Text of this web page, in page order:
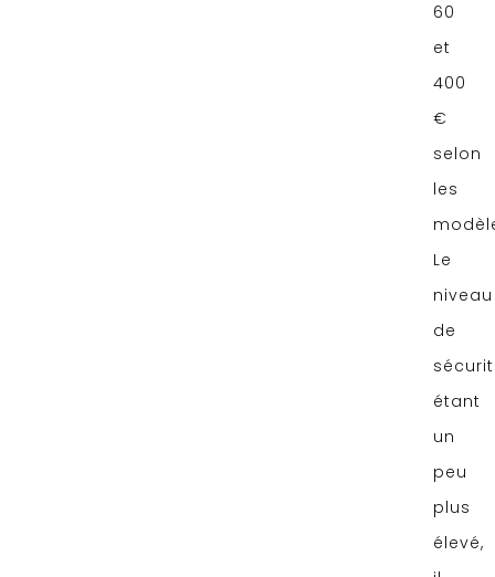
60
et
400
€
selon
les
Le
niveau
de
étant
un
peu
plus
élevé,